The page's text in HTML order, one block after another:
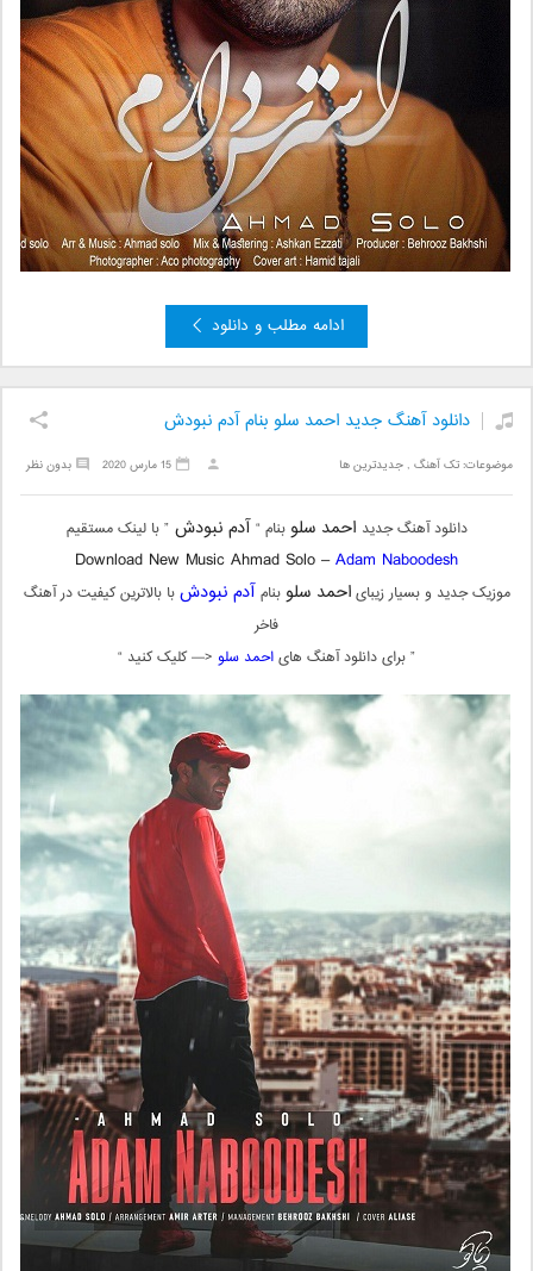
ادامه مطلب و دانلود
دانلود آهنگ جدید احمد سلو بنام آدم نبودش
موضوعات:تک آهنگ ,جدیدترین ها بدون نظر 15 مارس 2020
دانلود آهنگ جدید احمد سلو بنام “آدم نبودش” با لینک مستقیم
Download New Music Ahmad Solo –Adam Naboodesh
موزیک جدید و بسیار زیبایاحمد سلو بنام آدم نبودشبا بالاترین کیفیت در آهنگ
فاخر
” برای دانلود آهنگ هایاحمد سلو <— کلیک کنید “